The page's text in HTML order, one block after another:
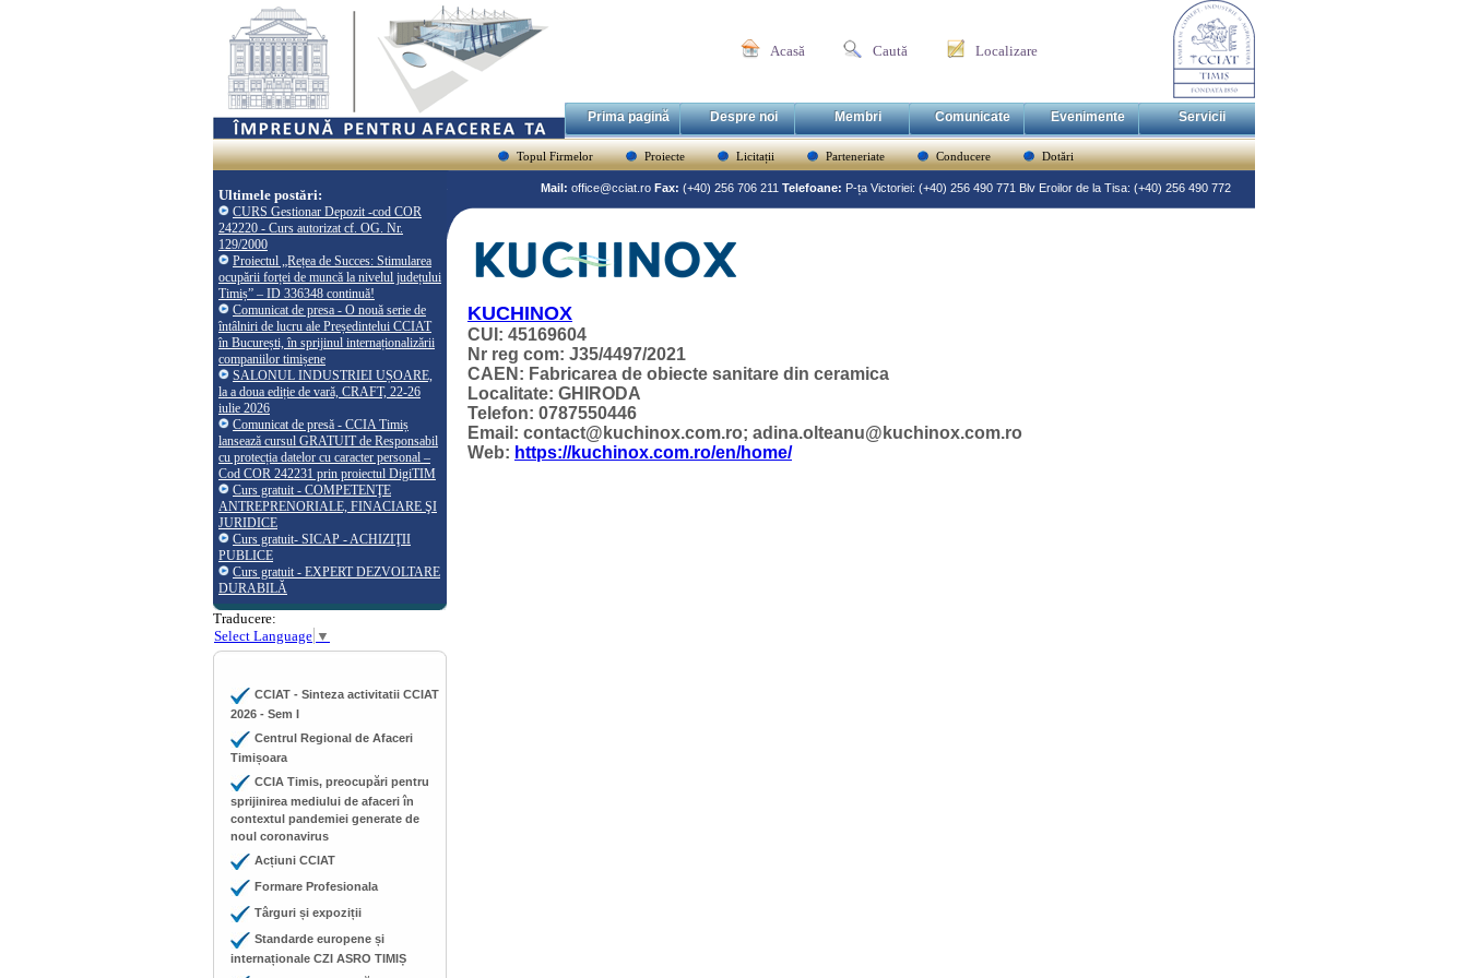
Acasă Caută Localizare
Prima pagină Despre noi Membri Comunicate Evenimente Servicii
Topul Firmelor Proiecte Licitații Parteneriate Conducere Dotări
Ultimele postări:
CURS Gestionar Depozit -cod COR
242220 - Curs autorizat cf. OG. Nr.
129/2000
Proiectul „Rețea de Succes: Stimularea
ocupării forței de muncă la nivelul județului
Timiș” – ID 336348 continuă!
Comunicat de presa - O nouă serie de
întâlniri de lucru ale Președintelui CCIAT
în București, în sprijinul internaționalizării
companiilor timișene
SALONUL INDUSTRIEI UȘOARE,
la a doua ediție de vară, CRAFT, 22-26
iulie 2026
Comunicat de presă - CCIA Timiș
lansează cursul GRATUIT de Responsabil
cu protecția datelor cu caracter personal –
Cod COR 242231 prin proiectul DigiTIM
Curs gratuit - COMPETENŢE
ANTREPRENORIALE, FINACIARE ŞI
JURIDICE
Curs gratuit- SICAP - ACHIZIŢII
PUBLICE
Curs gratuit - EXPERT DEZVOLTARE
DURABILĂ
Traducere:
Select Language ▼
CCIAT - Sinteza activitatii CCIAT
2026 - Sem I
Centrul Regional de Afaceri
Timișoara
CCIA Timis, preocupări pentru
sprijinirea mediului de afaceri în
contextul pandemiei generate de
noul coronavirus
Acțiuni CCIAT
Formare Profesionala
Târguri și expoziții
Standarde europene și
internaționale CZI ASRO TIMIȘ
Mail: office@cciat.ro Fax: (+40) 256 706 211 Telefoane: P-ța Victoriei: (+40) 256 490 771 Blv Eroilor de la Tisa: (+40) 256 490 772
KUCHINOX
CUI: 45169604
Nr reg com: J35/4497/2021
CAEN: Fabricarea de obiecte sanitare din ceramica
Localitate: GHIRODA
Telefon: 0787550446
Email: contact@kuchinox.com.ro; adina.olteanu@kuchinox.com.ro
Web: https://kuchinox.com.ro/en/home/